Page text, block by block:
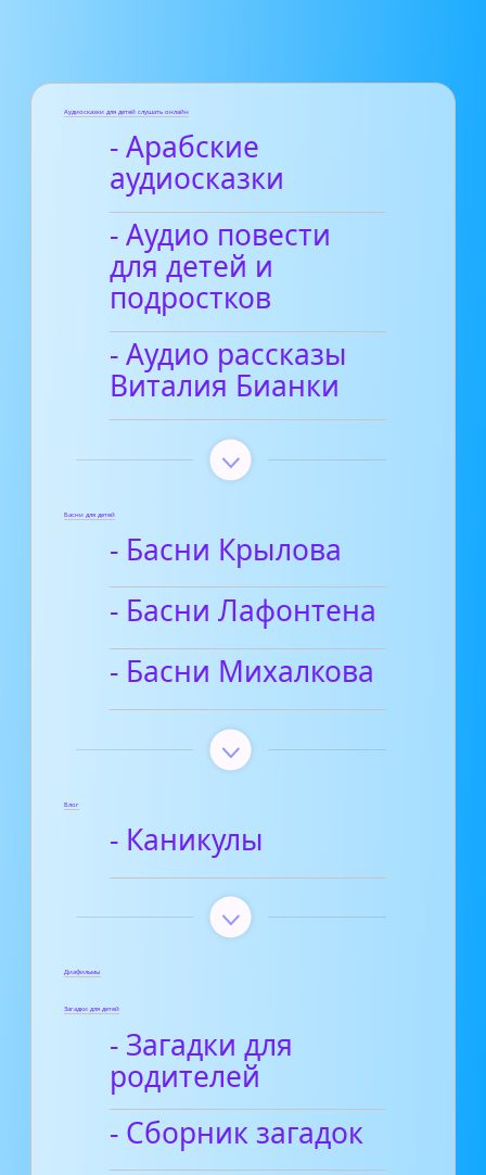
Аудиосказки для детей слушать онлайн
- Арабские
аудиосказки
- Аудио повести
для детей и
подростков
- Аудио рассказы
Виталия Бианки
Басни для детей
- Басни Крылова
- Басни Лафонтена
- Басни Михалкова
Блог
- Каникулы
Диафильмы
Загадки для детей
- Загадки для
родителей
- Сборник загадок